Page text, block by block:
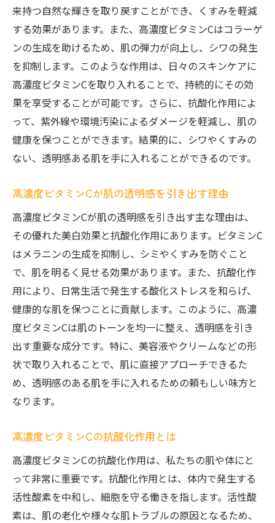
来持つ自然な輝きを取り戻すことができ、くすみを軽減
する効果があります。また、高濃度ビタミンCはコラーゲ
ンの生成を助けるため、肌の弾力が向上し、シワの発生
を抑制します。このような作用は、日々のスキンケアに
高濃度ビタミンCを取り入れることで、持続的にその効
果を享受することが可能です。さらに、抗酸化作用によ
って、紫外線や環境汚染によるダメージを軽減し、肌の
健康を保つことができます。結果的に、シワやくすみの
ない、透明感ある肌を手に入れることができるのです。
高濃度ビタミンCが肌の透明感を引き出す理由
高濃度ビタミンCが肌の透明感を引き出す主な理由は、
その優れた美白効果と抗酸化作用にあります。ビタミンC
はメラニンの生成を抑制し、シミやくすみを防ぐこと
で、肌を明るく見せる効果があります。また、抗酸化作
用により、日常生活で発生する酸化ストレスを和らげ、
健康的な肌を保つことに貢献します。このように、高濃
度ビタミンCは肌のトーンを均一に整え、透明感を引き
出す重要な成分です。特に、美容液やクリームなどの形
状で取り入れることで、肌に直接アプローチできるた
め、透明感のある肌を手に入れるための頼もしい味方と
なります。
高濃度ビタミンCの抗酸化作用とは
高濃度ビタミンCの抗酸化作用は、私たちの肌や体にと
って非常に重要です。抗酸化作用とは、体内で発生する
活性酸素を中和し、細胞を守る働きを指します。活性酸
素は、肌の老化や様々な肌トラブルの原因となるため、